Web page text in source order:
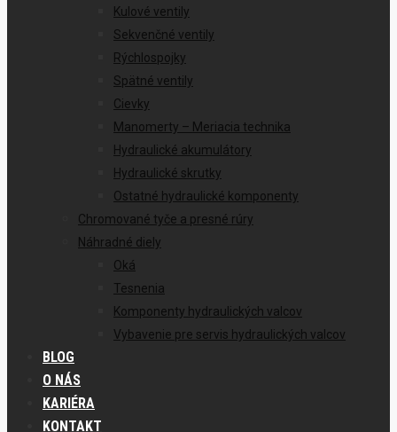
Kulové ventily
Sekvenčné ventily
Rýchlospojky
Spätné ventily
Cievky
Manomerty – Meriacia technika
Hydraulické akumulátory
Hydraulické skrutky
Ostatné hydraulické komponenty
Chromované tyče a presné rúry
Náhradné diely
Oká
Tesnenia
Komponenty hydraulických valcov
Vybavenie pre servis hydraulických valcov
BLOG
O NÁS
KARIÉRA
KONTAKT